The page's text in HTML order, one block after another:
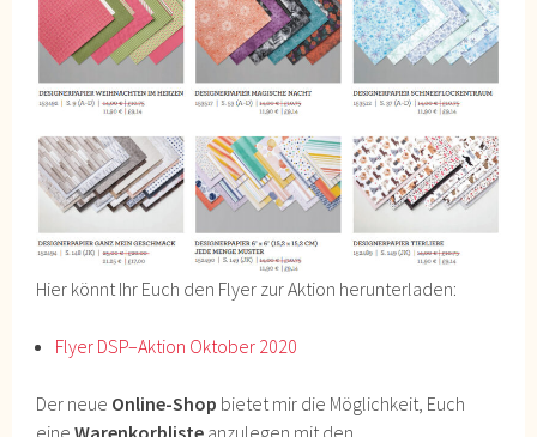
Hier könnt Ihr Euch den Flyer zur Aktion herunterladen:
Flyer DSP–Aktion Oktober 2020
Der neue Online-Shop bietet mir die Möglichkeit, Euch
eineWarenkorbliste anzulegen mit den